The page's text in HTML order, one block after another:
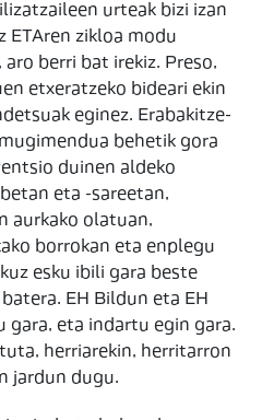
urteak bizi izan
ETAren zikloa modu
berri bat irekiz. Preso,
etxeratzeko bideari ekin
eginez. Erabakitze-
behetik gora
duinen aldeko
eta -sareetan,
aurkako olatuan,
borrokan eta enplegu
esku ibili gara beste
EH Bildun eta EH
gara, eta indartu egin gara.
herriarekin, herritarron
jardun dugu.